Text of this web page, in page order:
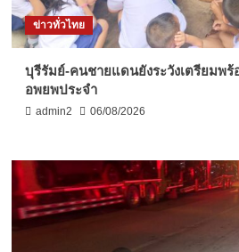
ข่าวทั่วไทย
บุรีรัมย์-คนชายแดนยังระวังเตรียมพ
อพยพประจำ
admin2 06/08/2026